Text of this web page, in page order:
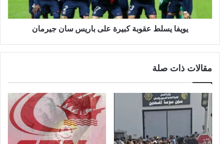
يويفا يسلط عقوبة كبيرة على باريس سان جيرمان
مقالات ذات صلة